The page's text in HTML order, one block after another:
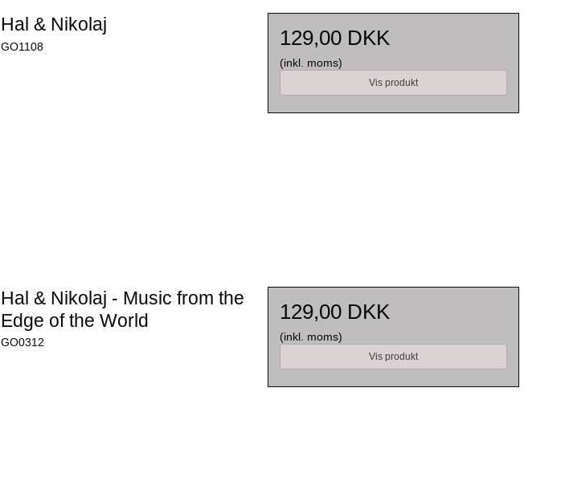
Hal & Nikolaj
GO1108 129,00 DKK
(inkl. moms)
Vis produkt
Hal & Nikolaj - Music from the
Edge of the World
GO0312
129,00 DKK
(inkl. moms)
Vis produkt